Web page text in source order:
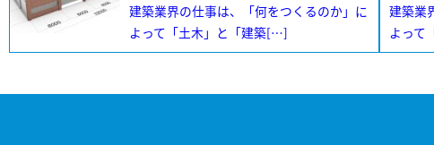
建築業界の仕事は、「何をつくるのか」に
よって「土木」と「建築[…]
建築業
よって